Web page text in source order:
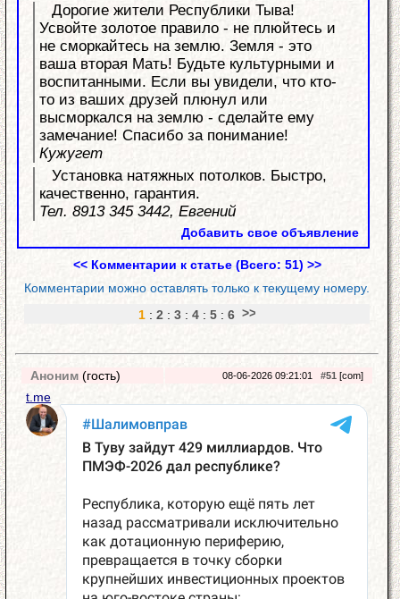
Дорогие жители Республики Тыва!
Усвойте золотое правило - не плюйтесь и
не сморкайтесь на землю. Земля - это
ваша вторая Мать! Будьте культурными и
воспитанными. Если вы увидели, что кто-
то из ваших друзей плюнул или
высморкался на землю - сделайте ему
замечание! Спасибо за понимание!
Кужугет
Установка натяжных потолков. Быстро,
качественно, гарантия.
Тел. 8913 345 3442, Евгений
Добавить свое объявление
<< Комментарии к статье (Всего: 51) >>
Комментарии можно оставлять только к текущему номеру.
1 : 2 : 3 : 4 : 5 : 6
Аноним (гость) 08-06-2026 09:21:01 #51 [com]
t.me